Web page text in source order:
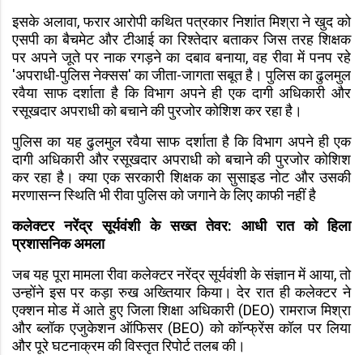
इसके अलावा, फरार आरोपी कथित पत्रकार निशांत मिश्रा ने खुद को
एसपी का बैचमेट और टीआई का रिश्तेदार बताकर जिस तरह शिक्षक
पर अपने जूते पर नाक रगड़ने का दबाव बनाया, वह रीवा में पनप रहे
'अपराधी-पुलिस नेक्सस' का जीता-जागता सबूत है। पुलिस का ढुलमुल
रवैया साफ दर्शाता है कि विभाग अपने ही एक दागी अधिकारी और
रसूखदार अपराधी को बचाने की पुरजोर कोशिश कर रहा है।
पुलिस का यह ढुलमुल रवैया साफ दर्शाता है कि विभाग अपने ही एक
दागी अधिकारी और रसूखदार अपराधी को बचाने की पुरजोर कोशिश
कर रहा है। क्या एक सरकारी शिक्षक का सुसाइड नोट और उसकी
मरणासन्न स्थिति भी रीवा पुलिस को जगाने के लिए काफी नहीं है
कलेक्टर नरेंद्र सूर्यवंशी के सख्त तेवर: आधी रात को हिला
प्रशासनिक अमला
जब यह पूरा मामला रीवा कलेक्टर नरेंद्र सूर्यवंशी के संज्ञान में आया, तो
उन्होंने इस पर कड़ा रुख अख्तियार किया। देर रात ही कलेक्टर ने
एक्शन मोड में आते हुए जिला शिक्षा अधिकारी (DEO) रामराज मिश्रा
और ब्लॉक एजुकेशन ऑफिसर (BEO) को कॉन्फ्रेंस कॉल पर लिया
और पूरे घटनाक्रम की विस्तृत रिपोर्ट तलब की।